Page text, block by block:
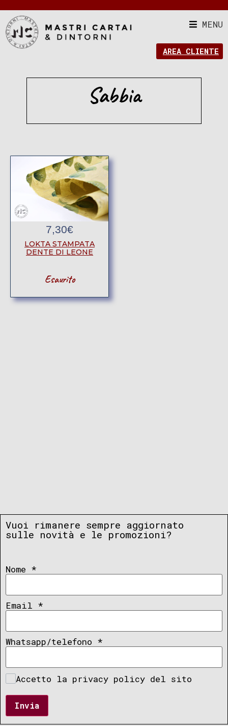
MENU
AREA CLIENTE
Sabbia
7,30€
LOKTA STAMPATA
DENTE DI LEONE
Esaurito
Vuoi rimanere sempre aggiornato
sulle novità e le promozioni?
Nome *
Email *
Whatsapp/telefono *
Accetto la privacy policy del sito
Invia